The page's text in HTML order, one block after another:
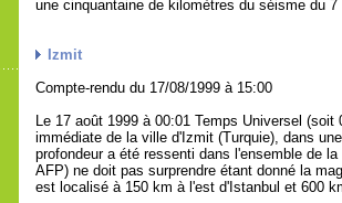
une cinquantaine de kilomètres du séisme du
Izmit
Compte-rendu du 17/08/1999 à 15:00
Le 17 août 1999 à 00:01 Temps Universel
immédiate de la ville d'Izmit (Turquie), dans
profondeur a été ressenti dans l'ensemble de
AFP) ne doit pas surprendre étant donné la
est localisé à 150 km à l'est d'Istanbul et 600